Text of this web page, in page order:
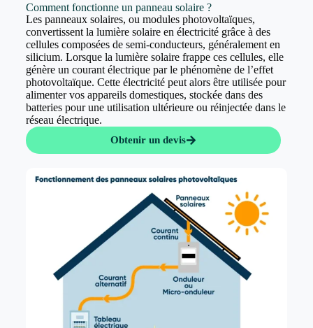
Comment fonctionne un panneau solaire ?
Les panneaux solaires, ou modules photovoltaïques,
convertissent la lumière solaire en électricité grâce à des
cellules composées de semi-conducteurs, généralement en
silicium. Lorsque la lumière solaire frappe ces cellules, elle
génère un courant électrique par le phénomène de l’effet
photovoltaïque. Cette électricité peut alors être utilisée pour
alimenter vos appareils domestiques, stockée dans des
batteries pour une utilisation ultérieure ou réinjectée dans le
réseau électrique.
Obtenir un devis